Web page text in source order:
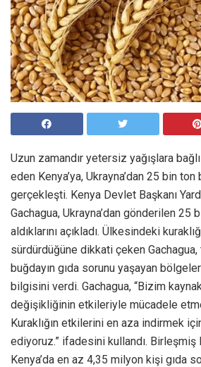
Uzun zamandır yetersiz yağışlara
eden Kenya’ya, Ukrayna’dan 25 bin
gerçekleşti. Kenya Devlet Başkanı
Gachagua, Ukrayna’dan gönderilen 25
aldıklarını açıkladı. Ülkesindeki
sürdürdüğüne dikkati çeken Gachagua,
buğdayın gıda sorunu yaşayan
bilgisini verdi. Gachagua, “Bizim
değişikliğinin etkileriyle mücadele
Kuraklığın etkilerini en aza indirmek
ediyoruz.” ifadesini kullandı.
Kenya’da en az 4,35 milyon kişi gıda